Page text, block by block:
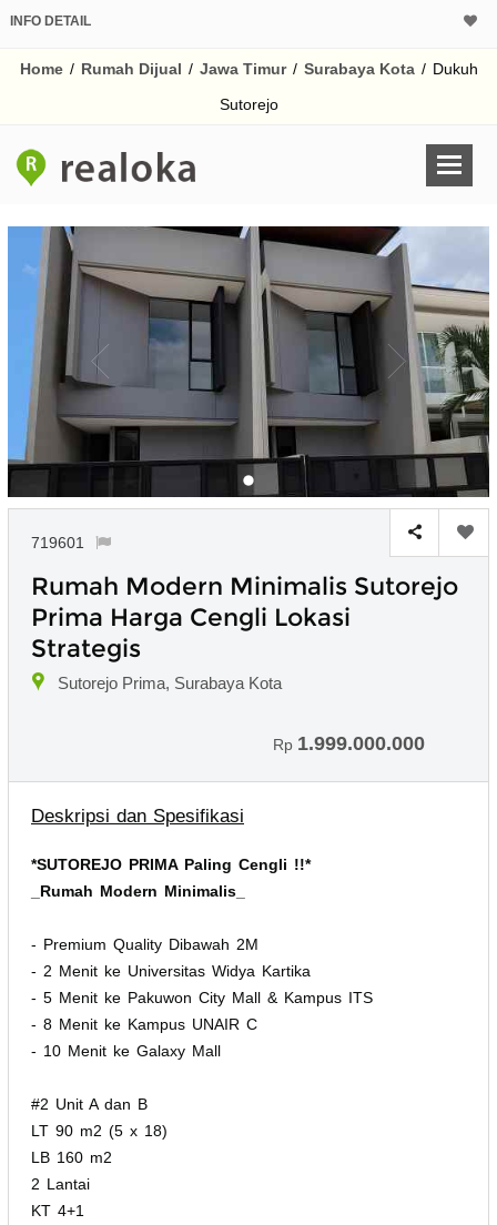
INFO DETAIL
Home / Rumah Dijual / Jawa Timur / Surabaya Kota / Dukuh
Sutorejo
719601
Rumah Modern Minimalis Sutorejo
Prima Harga Cengli Lokasi
Strategis
Sutorejo Prima, Surabaya Kota
Rp 1.999.000.000
Deskripsi dan Spesifikasi
*SUTOREJO PRIMA Paling Cengli !!*
_Rumah Modern Minimalis_
- Premium Quality Dibawah 2M
- 2 Menit ke Universitas Widya Kartika
- 5 Menit ke Pakuwon City Mall & Kampus ITS
- 8 Menit ke Kampus UNAIR C
- 10 Menit ke Galaxy Mall
#2 Unit A dan B
LT 90 m2 (5 x 18)
LB 160 m2
2 Lantai
KT 4+1
Harga Rp
% /th
Untuk hasil simulasi
pada kotak-
Simpan